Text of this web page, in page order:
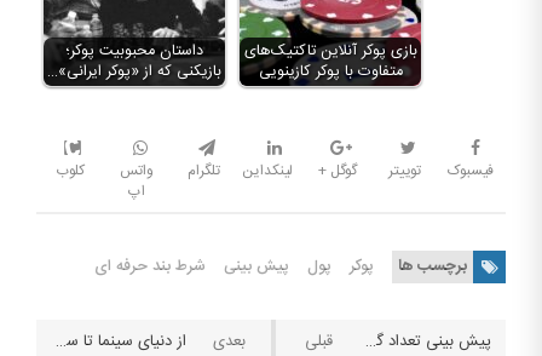
داستان محبوبیت پوکر؛
بازیکنی که از «پوکر ایرانی»…
بازی پوکر آنلاین تاکتیک‌های
متفاوت با پوکر کازینویی
فیسبوک توییتر گوگل + لینکداین تلگرام
واتس
اپ
کلوب
برچسب ها پوکر پول پیش بینی شرط بند حرفه ای
پیش بینی تعداد گل به روش Poisson Distribution از دنیای سینما تا ستاره جذاب پوکر